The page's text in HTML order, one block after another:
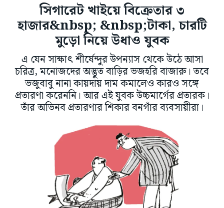
সিগারেট খাইয়ে বিক্রেতার ৩
হাজার&nbsp; &nbsp;টাকা, চারটি
মুড়ো নিয়ে উধাও যুবক
এ যেন সাক্ষাৎ শীর্ষেন্দুর উপন্যাস থেকে উঠে আসা
চরিত্র, মনোজদের অদ্ভুত বাড়ির ভজহরি বাজারু। তবে
ভজুবাবু নানা কায়দায় দাম কমালেও কারও সঙ্গে
প্রতারণা করেননি। আর এই যুবক উচ্চমার্গের প্রতারক।
তাঁর অভিনব প্রতারণার শিকার বনগাঁর ব্যবসায়ীরা।